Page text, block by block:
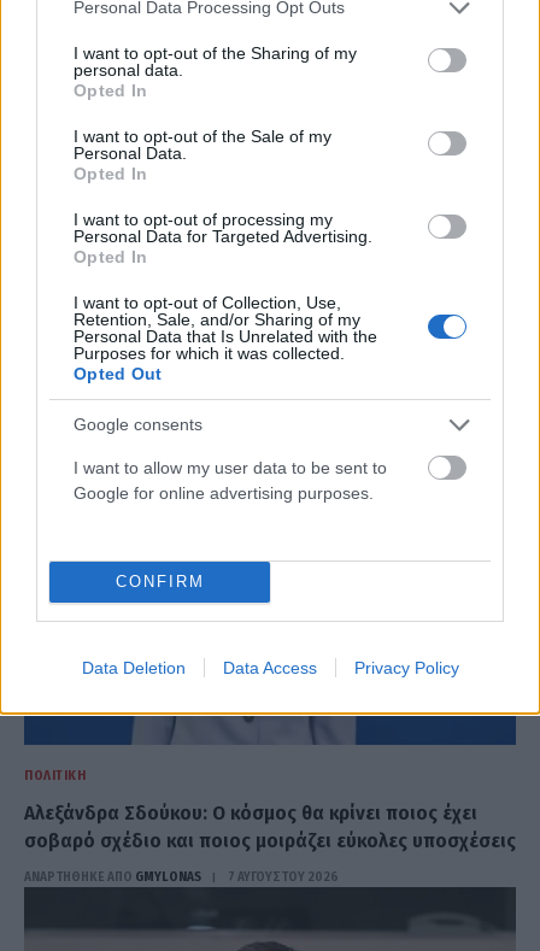
not limited to your visit or usage behaviour. You may click to
grant or deny consent to Google and its third-party tags to
use your data for below specified purposes in below Google
consent section.
Personal Data Processing Opt Outs
I want to opt-out of the Sharing of my
personal data.
Opted In
I want to opt-out of the Sale of my
Personal Data.
Opted In
I want to opt-out of processing my
Personal Data for Targeted Advertising.
Opted In
I want to opt-out of Collection, Use,
Retention, Sale, and/or Sharing of my
Personal Data that Is Unrelated with the
Purposes for which it was collected.
Opted Out
Google consents
I want to allow my user data to be sent to
Google for online advertising purposes.
CONFIRM
Data Deletion Data Access Privacy Policy
ΠΟΛΙΤΙΚΉ
Κώστας Τσουκαλάς: Όσο συνεχίζονται οι
αρχειοθετήσεις οι σκιές μεγαλώνουν
ΠΟΛΙΤΙΚΉ
Αλεξάνδρα Σδούκου: Ο κόσμος θα κρίνει ποιος έχει
σοβαρό σχέδιο και ποιος μοιράζει εύκολες υποσχέσεις
ΑΝΑΡΤΗΘΗΚΕ ΑΠΟ GMYLONAS 7 ΑΥΓΟΎΣΤΟΥ 2026